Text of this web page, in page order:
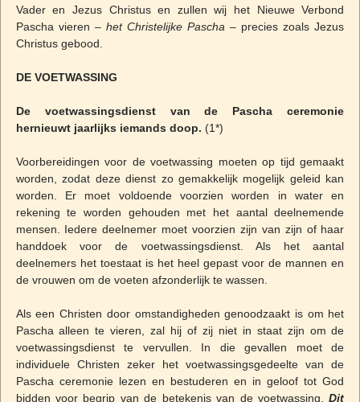
Vader en Jezus Christus en zullen wij het Nieuwe Verbond
Pascha vieren – het Christelijke Pascha – precies zoals Jezus
Christus gebood.
DE VOETWASSING
De voetwassingsdienst van de Pascha ceremonie
hernieuwt jaarlijks iemands doop. (1*)
Voorbereidingen voor de voetwassing moeten op tijd gemaakt
worden, zodat deze dienst zo gemakkelijk mogelijk geleid kan
worden. Er moet voldoende voorzien worden in water en
rekening te worden gehouden met het aantal deelnemende
mensen. Iedere deelnemer moet voorzien zijn van zijn of haar
handdoek voor de voetwassingsdienst. Als het aantal
deelnemers het toestaat is het heel gepast voor de mannen en
de vrouwen om de voeten afzonderlijk te wassen.
Als een Christen door omstandigheden genoodzaakt is om het
Pascha alleen te vieren, zal hij of zij niet in staat zijn om de
voetwassingsdienst te vervullen. In die gevallen moet de
individuele Christen zeker het voetwassingsgedeelte van de
Pascha ceremonie lezen en bestuderen en in geloof tot God
bidden voor begrip van de betekenis van de voetwassing.Dit